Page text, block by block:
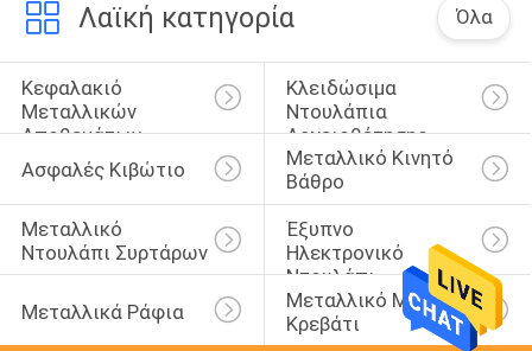
Λαϊκή κατηγορία Όλα
Κεφαλακιό
Μεταλλικών
Αποθεμάτων
Κλειδώσιμα
Ντουλάπια
Αρχειοθέτησης
Ασφαλές Κιβώτιο
Μεταλλικό Κινητό
Βάθρο
Μεταλλικό
Ντουλάπι Συρτάρων
Έξυπνο
Ηλεκτρονικό
Ντουλάπι
Μεταλλικά Ράφια
Μεταλλικό Μονό
Κρεβάτι